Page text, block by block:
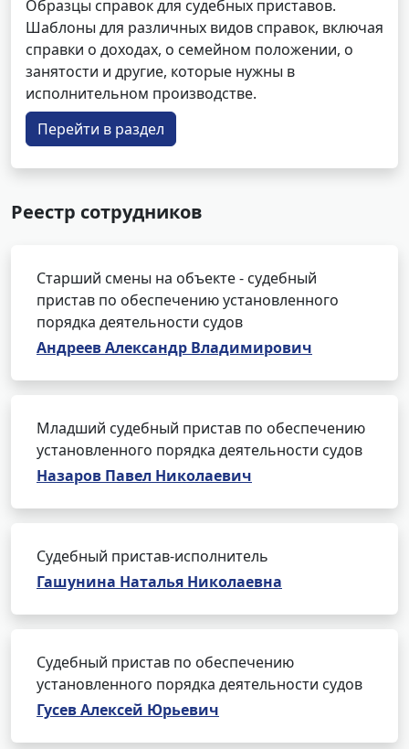
Образцы справок для судебных приставов.
Шаблоны для различных видов справок, включая
справки о доходах, о семейном положении, о
занятости и другие, которые нужны в
исполнительном производстве.
Перейти в раздел
Реестр сотрудников
Старший смены на объекте - судебный
пристав по обеспечению установленного
порядка деятельности судов
Андреев Александр Владимирович
Младший судебный пристав по обеспечению
установленного порядка деятельности судов
Назаров Павел Николаевич
Судебный пристав-исполнитель
Гашунина Наталья Николаевна
Судебный пристав по обеспечению
установленного порядка деятельности судов
Гусев Алексей Юрьевич